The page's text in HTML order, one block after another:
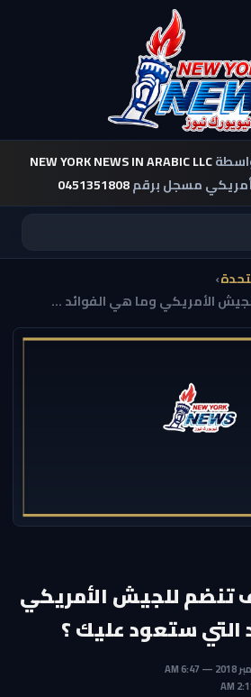
NEW YORK NEWS IN ARABIC LLC
مسجل برقم0451351808
›
الأمريكي وما هي الفوائد ...
تنضم للجيش الأمريكي
التي ستعود عليك ؟